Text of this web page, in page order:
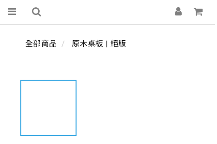
全部商品 原木桌板 | 絕版